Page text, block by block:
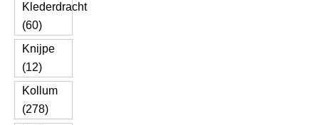
Klederdracht
(60)
Knijpe
(12)
Kollum
(278)